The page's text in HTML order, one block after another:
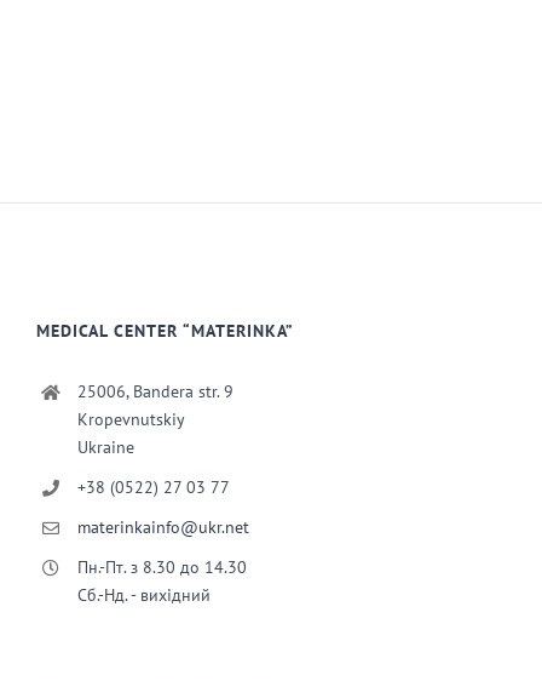
MEDICAL CENTER “MATERINKA”
25006, Bandera str. 9
Kropevnutskiy
Ukraine
+38 (0522) 27 03 77
materinkainfo@ukr.net
Пн.-Пт. з 8.30 до 14.30
Сб.-Нд. - вихідний